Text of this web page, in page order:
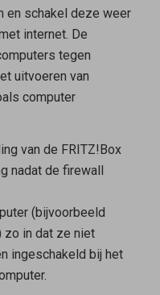
en schakel deze weer
internet. De
tegen
uitvoeren van
computer
van de FRITZ!Box
nadat de firewall
(bijvoorbeeld
zo in dat ze niet
ingeschakeld bij het